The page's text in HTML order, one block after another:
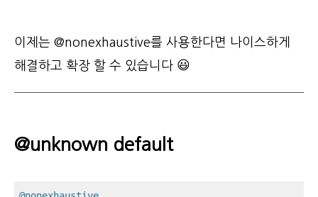
이제는 @nonexhaustive를 사용한다면 나이스하게
해결하고 확장 할 수 있습니다 😃
@unknown default